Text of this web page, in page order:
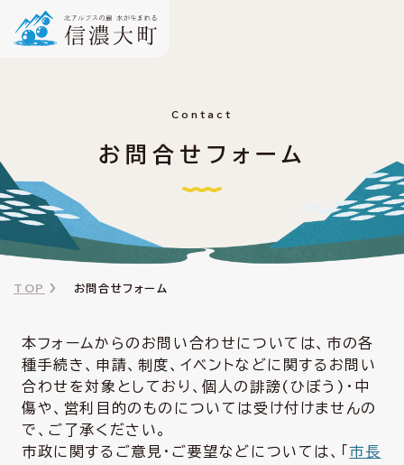
Contact
お問合せフォーム
TOP お問合せフォーム
本フォームからのお問い合わせについては、市の各
種手続き、申請、制度、イベントなどに関するお問い
合わせを対象としており、個人の誹謗(ひぼう)・中
傷や、営利目的のものについては受け付けませんの
で、ご了承ください。
市政に関するご意見・ご要望などについては、「市長